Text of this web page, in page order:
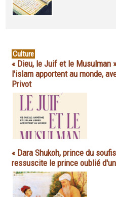
Culture
« Dieu, le Juif et le Musulman
l'islam apportent au monde,
Privot
« Dara Shukoh, prince du
ressuscite le prince oublié